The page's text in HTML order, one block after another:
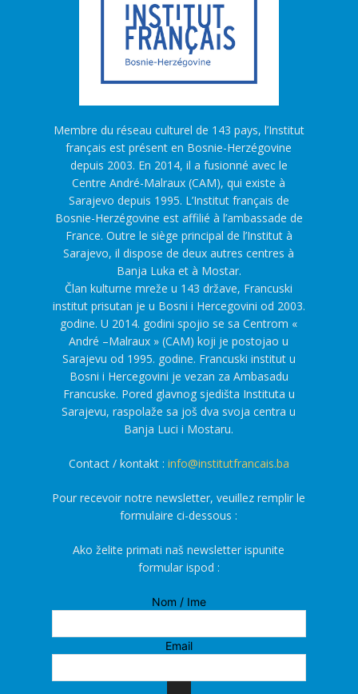
Membre du réseau culturel de 143 pays, l’Institut
français est présent en Bosnie-Herzégovine
depuis 2003. En 2014, il a fusionné avec le
Centre André-Malraux (CAM), qui existe à
Sarajevo depuis 1995. L’Institut français de
Bosnie-Herzégovine est affilié à l’ambassade de
France. Outre le siège principal de l’Institut à
Sarajevo, il dispose de deux autres centres à
Banja Luka et à Mostar.
Član kulturne mreže u 143 države, Francuski
institut prisutan je u Bosni i Hercegovini od 2003.
godine. U 2014. godini spojio se sa Centrom «
André –Malraux » (CAM) koji je postojao u
Sarajevu od 1995. godine. Francuski institut u
Bosni i Hercegovini je vezan za Ambasadu
Francuske. Pored glavnog sjedišta Instituta u
Sarajevu, raspolaže sa još dva svoja centra u
Banja Luci i Mostaru.
Contact / kontakt : info@institutfrancais.ba
Pour recevoir notre newsletter, veuillez remplir le
formulaire ci-dessous :
Ako želite primati naš newsletter ispunite
formular ispod :
Nom / Ime
Email